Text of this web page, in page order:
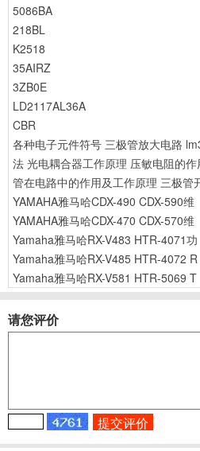
5086BA
218BL
K2518
35AIRZ
3ZB0E
LD2117AL36A
CBR
各种电子元件符号 三极管放大电路
法 光电耦合器工作原理 压敏电阻的作
管在电路中的作用及工作原理 三极管
YAMAHA雅马哈CDX-490 CDX-590维
YAMAHA雅马哈CDX-470 CDX-570维
Yamaha雅马哈RX-V483 HTR-4071功
Yamaha雅马哈RX-V485 HTR-4072 R
Yamaha雅马哈RX-V581 HTR-5069 T
请您评价